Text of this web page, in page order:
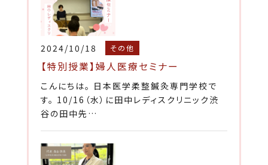
2024/10/18 その他
【特別授業】婦人医療セミナー
こんにちは。 日本医学柔整鍼灸専門学校で
す。 10/16（水）に田中レディスクリニック渋
谷の田中先…